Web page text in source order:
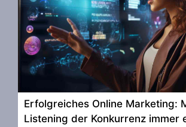
Erfolgreiches Online Marketing:
Listening der Konkurrenz immer